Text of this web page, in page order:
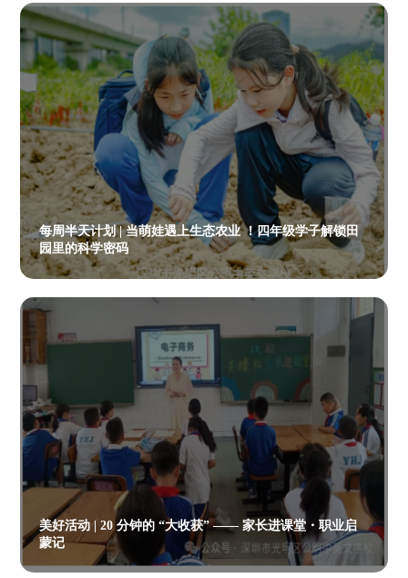
每周半天计划 | 当萌娃遇上生态农业 ！四年级学子解锁田
园里的科学密码
美好活动 | 20 分钟的 “大收获” —— 家长进课堂・职业启
蒙记